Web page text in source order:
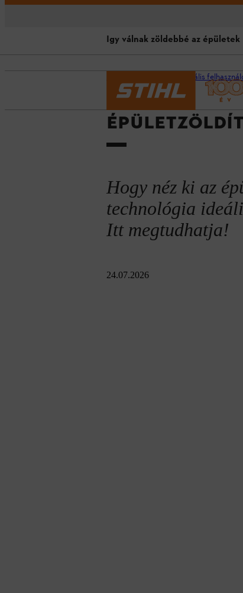
Professzionális
Hogy néz ki az
technológia
Itt megtudhatja!
24.07.2026
Így válnak zöldebbé az épületek
Áttekintés
Oktatóvideó: Épületzöldítés
Városi hőszigetek
Így válnak zöldebbé az
Városzöldítés: Kihívások